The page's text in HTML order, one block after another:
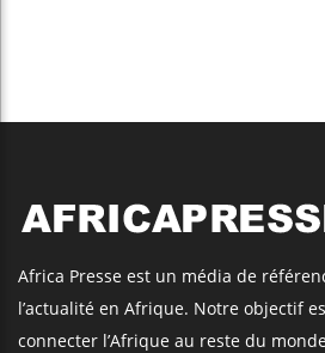
Africa Presse est un média de
l’actualité en Afrique. Notre objectif
connecter l’Afrique au reste du